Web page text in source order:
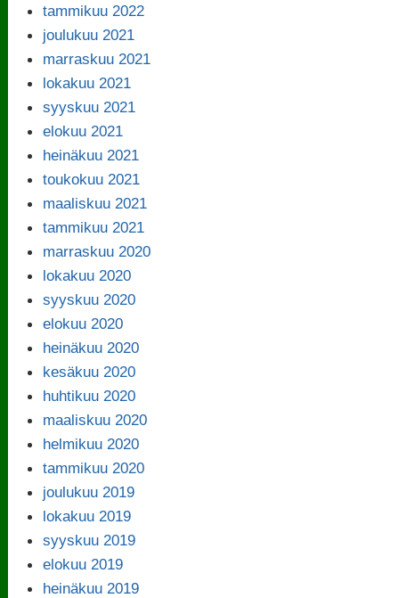
tammikuu 2022
joulukuu 2021
marraskuu 2021
lokakuu 2021
syyskuu 2021
elokuu 2021
heinäkuu 2021
toukokuu 2021
maaliskuu 2021
tammikuu 2021
marraskuu 2020
lokakuu 2020
syyskuu 2020
elokuu 2020
heinäkuu 2020
kesäkuu 2020
huhtikuu 2020
maaliskuu 2020
helmikuu 2020
tammikuu 2020
joulukuu 2019
lokakuu 2019
syyskuu 2019
elokuu 2019
heinäkuu 2019